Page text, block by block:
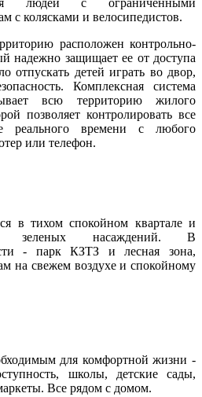
с колясками и велосипедистов.
расположен контрольно-
надежно защищает ее от доступа
отпускать детей играть во двор,
Комплексная система
всю территорию жилого
позволяет контролировать все
реального времени с любого
или телефон.
в тихом спокойном квартале и
зеленых насаждений. В
- парк КЗТЗ и лесная зона,
на свежем воздухе и спокойному
для комфортной жизни -
школы, детские сады,
Все рядом с домом.